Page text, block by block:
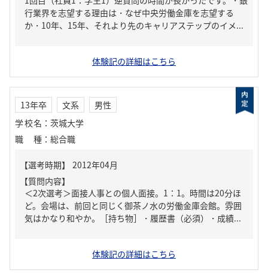
行業界を志望する理由は・なぜ中央労働金庫を志望する
か・10年、15年、それより先のキャリアステップのイメ...
体験記の詳細はこちら
13年卒 文系
男性
学校名 ： 茨城大学
職種 ： 総合職
【質問内容】
＜2次選考＞面接人事との個人面接。1：1。時間は20分ほ
ど。会場は、前回と同じく御茶ノ水の労働金庫会館。雰囲
気はかなり和やか。［持ち物］・履歴書（必須）・成績...
体験記の詳細はこちら